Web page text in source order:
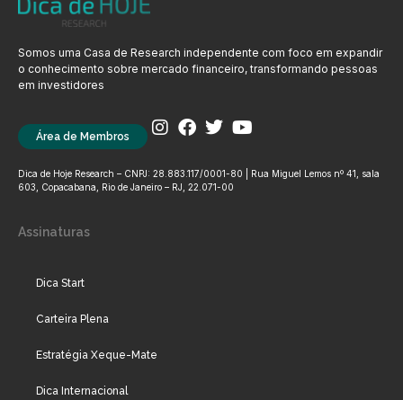
Somos uma Casa de Research independente com foco em expandir
o conhecimento sobre mercado financeiro, transformando pessoas
em investidores
Área de Membros
Dica de Hoje Research – CNPJ: 28.883.117/0001-80 | Rua Miguel Lemos nº 41, sala
603, Copacabana, Rio de Janeiro – RJ, 22.071-00
Assinaturas
Dica Start
Carteira Plena
Estratégia Xeque-Mate
Dica Internacional